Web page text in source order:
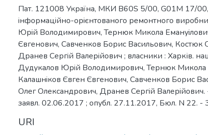
Пат. 121008 Україна, МКИ B60S 5/00, G01M 17/
iнформацiйно-орiєнтованого ремонтного
Юрiй Володимирович, Тернюк Микола
Євгенович, Савченков Борис Васильович, Костюк
Дранев Сергiй Валерiйович ; власники : Харків.
Дудукалов Юрiй Володимирович, Тернюк Микола
Калашнiков Євген Євгенович, Савченков Борис
Олег Олександрович, Дранев Сергiй
заявл. 02.06.2017 ; опубл. 27.11.2017, Бюл. N 22. -
URI